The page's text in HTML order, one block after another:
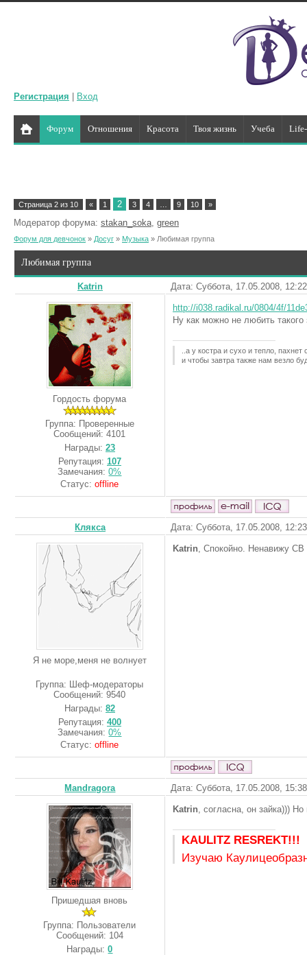
Регистрация Вход
Форум Отношения Красота Твоя жизнь Учеба
Страница 2 из 10 « 1 2 3 4 9 10 »
Модератор форума: stakan_soka, green
Форум для девчонок » Досуг » Музыка » Любимая группа
Любимая группа
Katrin Дата: Суббота, 17.05.2008,
Гордость форума
Группа: Проверенные
Сообщений:4101
Награды: 23
Репутация: 107
Замечания:0%
Статус:offline
http://i038.radikal.ru/0804/4f/
Ну как можно не любить такого
..а у костра и сухо и тепло, пахнет
и чтобы завтра также нам везло
Клякса Дата: Суббота, 17.05.2008,
Я не море,меня не волнует
Группа: Шеф-модераторы
Сообщений:9540
Награды: 82
Репутация: 400
Замечания:0%
Статус:offline
Katrin, Спокойно. Ненавижу СВ
Mandragora Дата: Суббота, 17.05.2008,
Пришедшая вновь
Группа: Пользователи
Сообщений: 104
Награды:0
Katrin, согласна, он зайка)))
KAULITZ RESREKT!!!
Изучаю